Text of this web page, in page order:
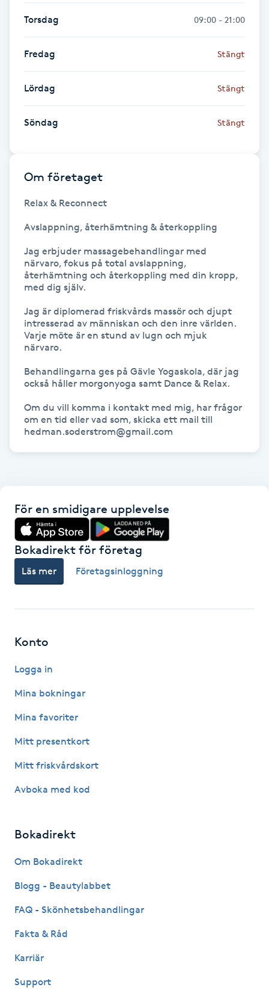
Gelenaglar
Gellack
Gellack med förstärkning
Gravidmassage
Gravidyoga
Gua Sha-massage
Hatha Yoga
Headspa
Healing
Herrklippning
HIFU
Hot yoga
Hudföryngring
Huduppstramning
Hudvård
Hyaluronsyra
Hyperhidros
Hypnos
Hårborttagning
Hälsa
Hälsprickor
Idrottsmassage
Torsdag 09:00 - 21:00
Fredag Stängt
Lördag Stängt
Söndag Stängt
Om företaget
Relax & Reconnect
Avslappning, återhämtning & återkoppling
Jag erbjuder massagebehandlingar med
närvaro, fokus på total avslappning,
återhämtning och återkoppling med din kropp,
med dig själv.
Jag är diplomerad friskvårds massör och djupt
intresserad av människan och den inre världen.
Varje möte är en stund av lugn och mjuk
närvaro.
Behandlingarna ges på Gävle Yogaskola, där jag
också håller morgonyoga samt Dance & Relax.
Om du vill komma i kontakt med mig, har frågor
om en tid eller vad som, skicka ett mail till
hedman.soderstrom@gmail.com
För en smidigare upplevelse
Bokadirekt för företag
Läs mer Företagsinloggning
Konto
Logga in
Mina bokningar
Mina favoriter
Mitt presentkort
Mitt friskvårdskort
Avboka med kod
Bokadirekt
Om Bokadirekt
Blogg - Beautylabbet
FAQ - Skönhetsbehandlingar
Fakta & Råd
Karriär
Support